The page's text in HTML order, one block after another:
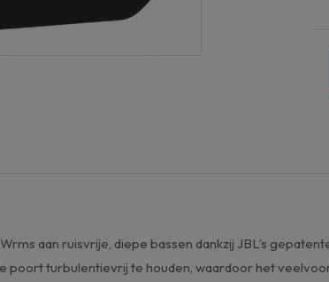
aan ruisvrije, diepe bassen dankzij JBL’s
poort turbulentievrij te houden, waardoor het